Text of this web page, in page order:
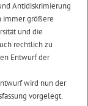
Antidiskrimierung
immer größere
und die
rechtlich zu
Entwurf der
wird nun der
vorgelegt.